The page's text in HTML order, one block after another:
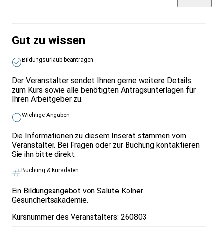
Gut zu wissen
Bildungsurlaub beantragen
Der Veranstalter sendet Ihnen gerne weitere Details
zum Kurs sowie alle benötigten Antragsunterlagen für
Ihren Arbeitgeber zu.
Wichtige Angaben
Die Informationen zu diesem Inserat stammen vom
Veranstalter. Bei Fragen oder zur Buchung kontaktieren
Sie ihn bitte direkt.
Buchung & Kursdaten
Ein Bildungsangebot von Salute Kölner
Gesundheitsakademie.
Kursnummer des Veranstalters: 260803